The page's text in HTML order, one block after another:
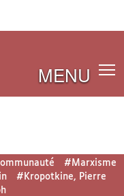
MENU
#Marxisme
#Kropotkine, Pierre